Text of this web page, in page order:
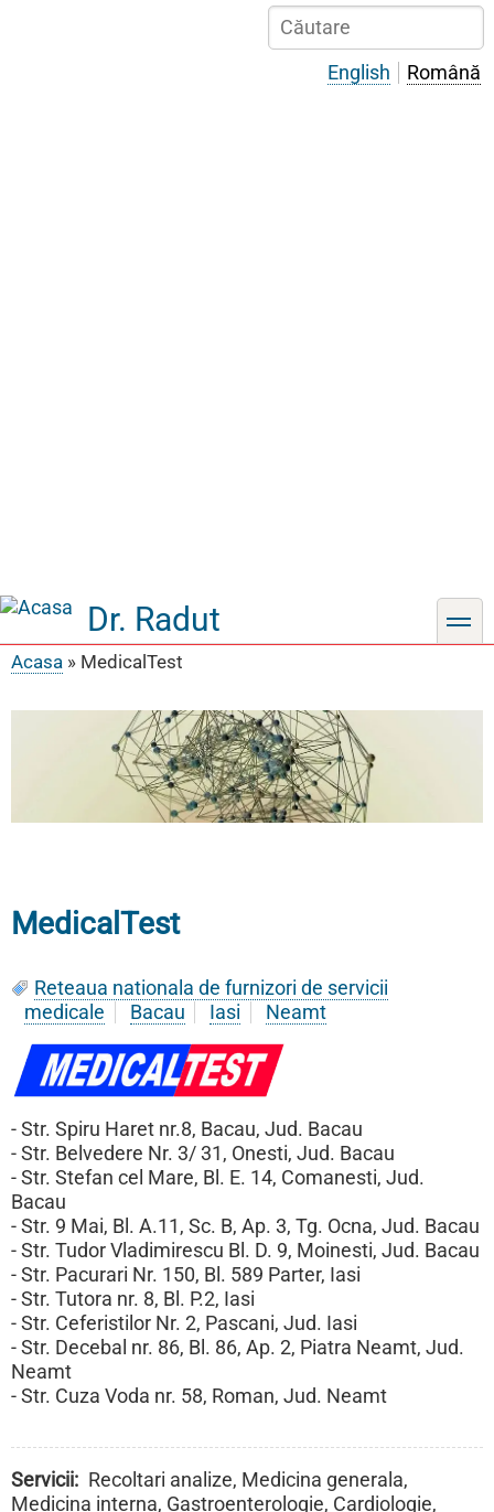
Căutare
English Română
Dr. Radut toggle
Acasa MedicalTest
MedicalTest
Reteaua nationala de furnizori de servicii
medicale
Bacau Iasi Neamt
- Str. Spiru Haret nr.8, Bacau, Jud. Bacau
- Str. Belvedere Nr. 3/ 31, Onesti, Jud. Bacau
- Str. Stefan cel Mare, Bl. E. 14, Comanesti, Jud.
Bacau
- Str. 9 Mai, Bl. A.11, Sc. B, Ap. 3, Tg. Ocna, Jud. Bacau
- Str. Tudor Vladimirescu Bl. D. 9, Moinesti, Jud. Bacau
- Str. Pacurari Nr. 150, Bl. 589 Parter, Iasi
- Str. Tutora nr. 8, Bl. P.2, Iasi
- Str. Ceferistilor Nr. 2, Pascani, Jud. Iasi
- Str. Decebal nr. 86, Bl. 86, Ap. 2, Piatra Neamt, Jud.
Neamt
- Str. Cuza Voda nr. 58, Roman, Jud. Neamt
Servicii
Recoltari analize, Medicina generala,
Medicina interna, Gastroenterologie, Cardiologie,